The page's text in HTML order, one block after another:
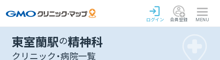
ログイン 会員登録 MENU
東室蘭駅の精神科
クリニック・病院一覧